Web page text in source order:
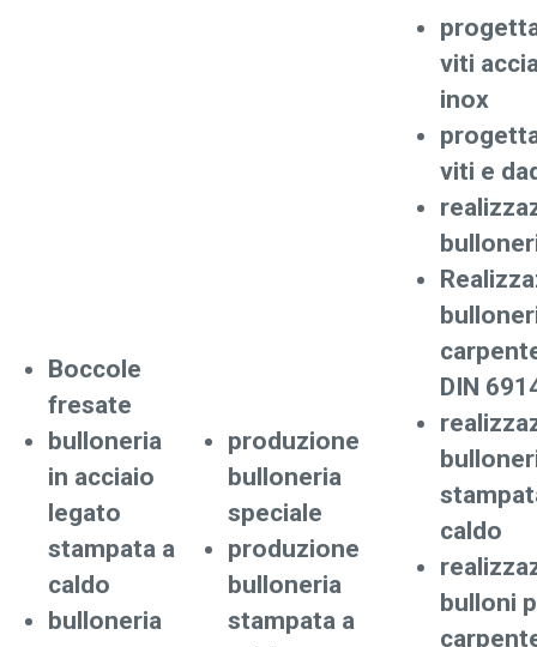
Boccole
fresate
bulloneria
in acciaio
legato
stampata a
caldo
bulloneria
produzione
bulloneria
speciale
produzione
bulloneria
stampata a
viti
inox
viti e
DIN
caldo
bulloni